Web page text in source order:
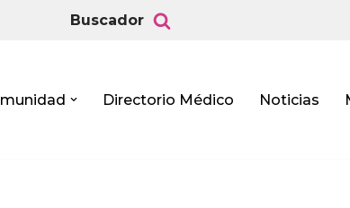
Buscador
Directorio Médico Noticias